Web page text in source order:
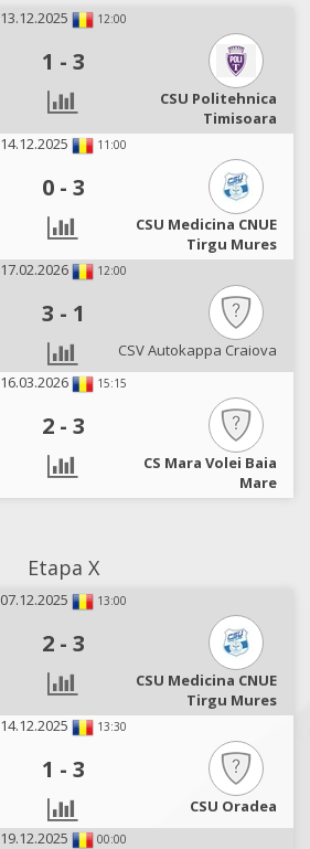
13.12.2025 12:00
1 - 3
CSU Politehnica
Timisoara
14.12.2025
11:00
0 - 3
CSU Medicina CNUE
Tirgu Mures
17.02.2026
12:00
3 - 1
CSV Autokappa Craiova
16.03.2026
15:15
2 - 3
CS Mara Volei Baia
Mare
Etapa X
07.12.2025 13:00
2 - 3
CSU Medicina CNUE
Tirgu Mures
14.12.2025
13:30
1 - 3
CSU Oradea
19.12.2025
00:00